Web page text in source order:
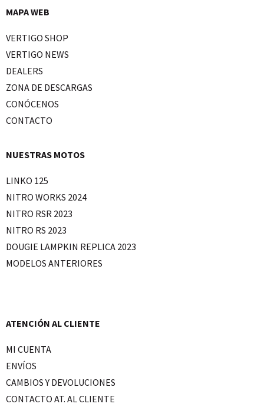
MAPA WEB
VERTIGO SHOP
VERTIGO NEWS
DEALERS
ZONA DE DESCARGAS
CONÓCENOS
CONTACTO
NUESTRAS MOTOS
LINKO 125
NITRO WORKS 2024
NITRO RSR 2023
NITRO RS 2023
DOUGIE LAMPKIN REPLICA 2023
MODELOS ANTERIORES
ATENCIÓN AL CLIENTE
MI CUENTA
ENVÍOS
CAMBIOS Y DEVOLUCIONES
CONTACTO AT. AL CLIENTE